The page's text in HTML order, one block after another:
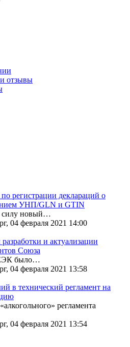
отзывы
регистрации деклараций о
УНП/GLN и GTIN
силу новый…
04 февраля 2021 14:00
и актуализации
Союза
ЕЭК было…
04 февраля 2021 13:58
в технический регламент на
регламента
04 февраля 2021 13:54